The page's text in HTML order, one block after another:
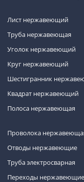
Лист нержавеющий
Труба нержавеющая
Уголок нержавеющий
Круг нержавеющий
Шестигранник
Квадрат нержавеющий
Полоса нержавеющая
Проволока
Отводы нержавеющие
Труба электросварная
Переходы нержавеющие